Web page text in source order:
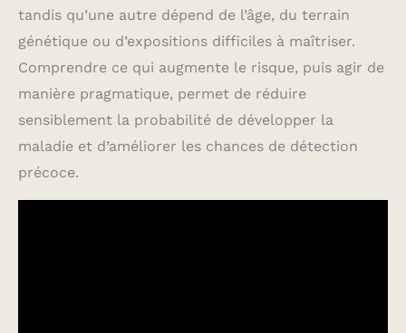
tandis qu’une autre dépend de l’âge, du terrain
génétique ou d’expositions difficiles à maîtriser.
Comprendre ce qui augmente le risque, puis agir de
manière pragmatique, permet de réduire
sensiblement la probabilité de développer la
maladie et d’améliorer les chances de détection
précoce.